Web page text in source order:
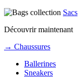
Sacs
Découvrir maintenant
→ Chaussures
Ballerines
Sneakers